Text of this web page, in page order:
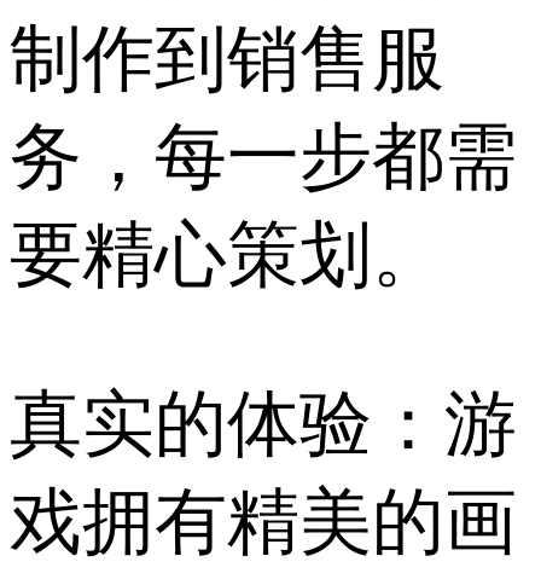
制作到销售服
务，每一步都需
要精心策划。
真实的体验：游
戏拥有精美的画